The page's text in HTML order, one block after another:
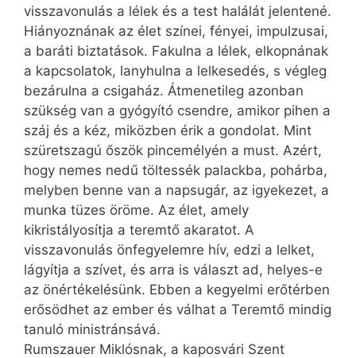
visszavonulás a lélek és a test halálát jelentené.
Hiányoznának az élet színei, fényei, impulzusai,
a baráti biztatások. Fakulna a lélek, elkopnának
a kapcsolatok, lanyhulna a lelkesedés, s végleg
bezárulna a csigaház. Átmenetileg azonban
szükség van a gyógyító csendre, amikor pihen a
száj és a kéz, miközben érik a gondolat. Mint
szüretszagú őszök pincemélyén a must. Azért,
hogy nemes nedű töltessék palackba, pohárba,
melyben benne van a napsugár, az igyekezet, a
munka tüzes öröme. Az élet, amely
kikristályosítja a teremtő akaratot. A
visszavonulás önfegyelemre hív, edzi a lelket,
lágyítja a szívet, és arra is választ ad, helyes-e
az önértékelésünk. Ebben a kegyelmi erőtérben
erősödhet az ember és válhat a Teremtő mindig
tanuló ministránsává.
Rumszauer Miklósnak, a kaposvári Szent